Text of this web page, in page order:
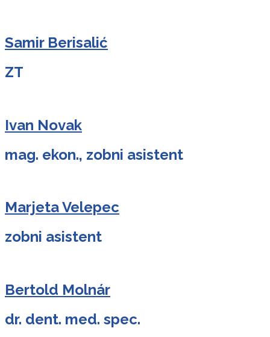
Samir Berisalić
ZT
Ivan Novak
mag. ekon., zobni asistent
Marjeta Velepec
zobni asistent
Bertold Molnár
dr. dent. med. spec.